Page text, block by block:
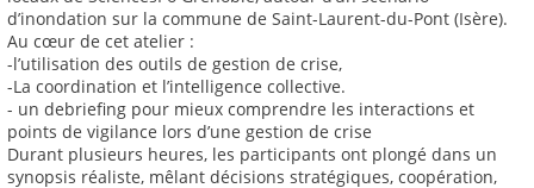
d’inondation sur la commune de Saint-Laurent-du-Pont (Isère).
Au cœur de cet atelier :
-l’utilisation des outils de gestion de crise,
-La coordination et l’intelligence collective.
- un debriefing pour mieux comprendre les interactions et
points de vigilance lors d’une gestion de crise
Durant plusieurs heures, les participants ont plongé dans un
synopsis réaliste, mêlant décisions stratégiques, coopération,